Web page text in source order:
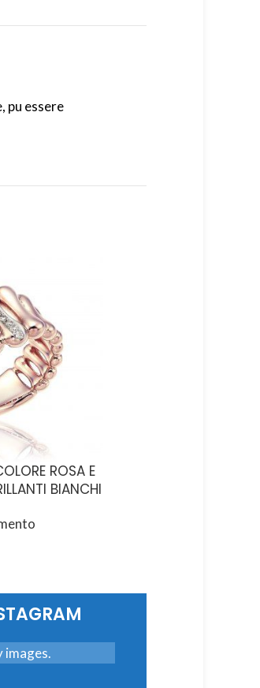
essere
ROSA E
BIANCHI
images.